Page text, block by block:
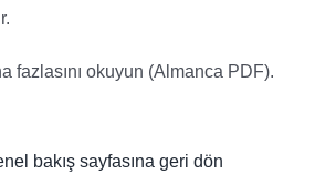
fazlasını okuyun (Almanca PDF).
bakış sayfasına geri dön